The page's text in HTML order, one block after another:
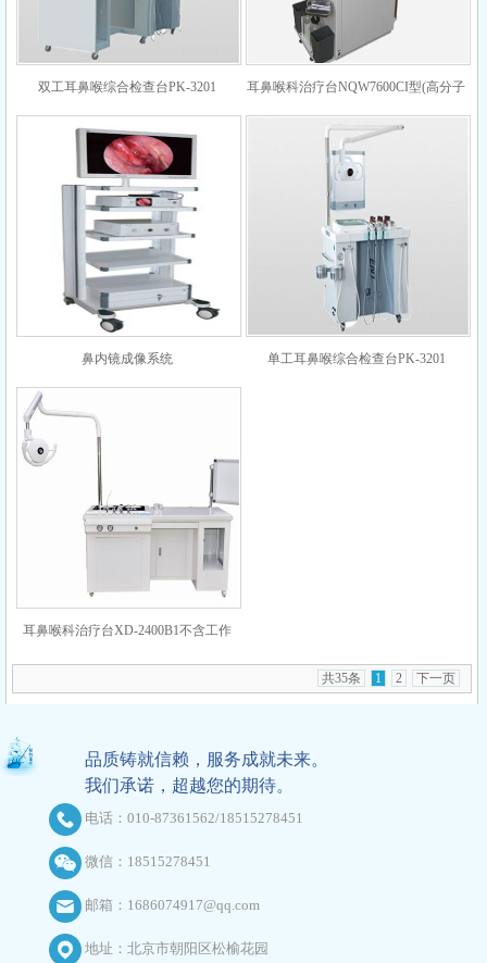
双工耳鼻喉综合检查台PK-3201 耳鼻喉科治疗台NQW7600CI型(高分子
台面)
鼻内镜成像系统 单工耳鼻喉综合检查台PK-3201
耳鼻喉科治疗台XD-2400B1不含工作
站
共35条
1 2 下一页
品质铸就信赖，服务成就未来。
我们承诺，超越您的期待。
电话：010-87361562/18515278451
微信：18515278451
邮箱：1686074917@qq.com
地址：北京市朝阳区松榆花园